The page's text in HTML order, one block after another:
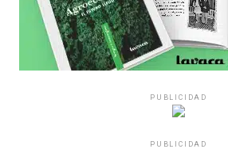
PUBLICIDAD
PUBLICIDAD